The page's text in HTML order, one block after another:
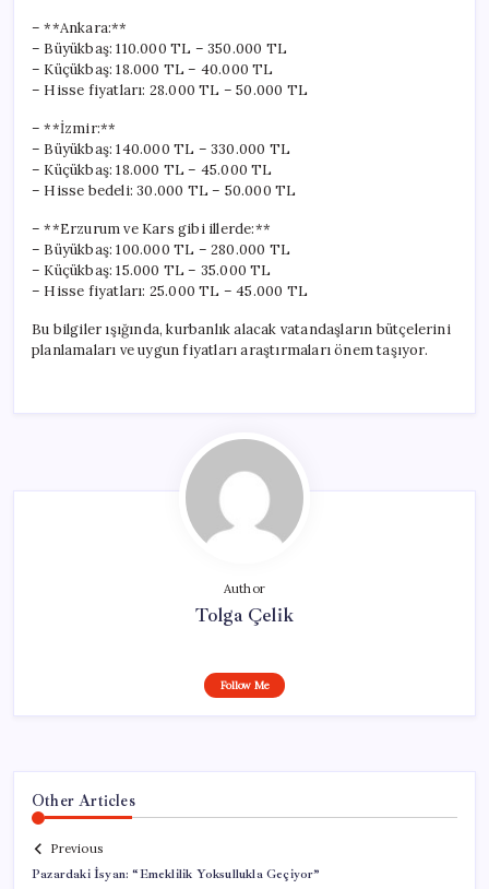
– **Ankara:**
– Büyükbaş: 110.000 TL – 350.000 TL
– Küçükbaş: 18.000 TL – 40.000 TL
– Hisse fiyatları: 28.000 TL – 50.000 TL
– **İzmir:**
– Büyükbaş: 140.000 TL – 330.000 TL
– Küçükbaş: 18.000 TL – 45.000 TL
– Hisse bedeli: 30.000 TL – 50.000 TL
– **Erzurum ve Kars gibi illerde:**
– Büyükbaş: 100.000 TL – 280.000 TL
– Küçükbaş: 15.000 TL – 35.000 TL
– Hisse fiyatları: 25.000 TL – 45.000 TL
Bu bilgiler ışığında, kurbanlık alacak vatandaşların bütçelerini
planlamaları ve uygun fiyatları araştırmaları önem taşıyor.
Author
Tolga Çelik
Follow Me
Other Articles
Previous
Pazardaki İsyan: “Emeklilik Yoksullukla Geçiyor”